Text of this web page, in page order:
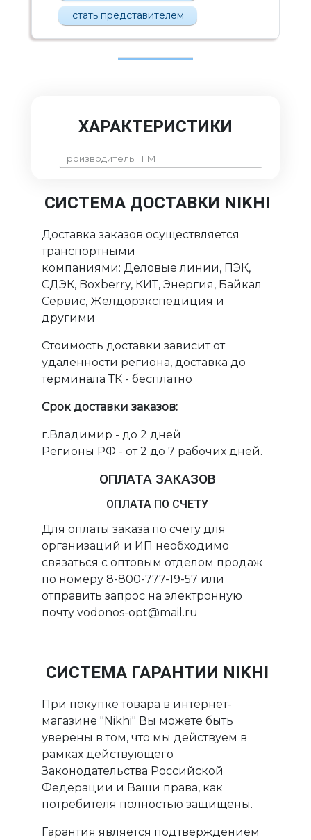
стать представителем
ХАРАКТЕРИСТИКИ
Производитель TIM
СИСТЕМА ДОСТАВКИ NIKHI
Доставка заказов осуществляется
транспортными
компаниями: Деловые линии, ПЭК,
СДЭК, Boxberry, КИТ, Энергия, Байкал
Сервис, Желдорэкспедиция и
другими
Стоимость доставки зависит от
удаленности региона, доставка до
терминала ТК - бесплатно
Срок доставки заказов:
г.Владимир - до 2 дней
Регионы РФ - от 2 до 7 рабочих дней.
ОПЛАТА ЗАКАЗОВ
ОПЛАТА ПО СЧЕТУ
Для оплаты заказа по счету для
организаций и ИП необходимо
связаться с оптовым отделом продаж
по номеру 8-800-777-19-57 или
отправить запрос на электронную
почту vodonos-opt@mail.ru
СИСТЕМА ГАРАНТИИ NIKHI
При покупке товара в интернет-
магазине "Nikhi" Вы можете быть
уверены в том, что мы действуем в
рамках действующего
Законодательства Российской
Федерации и Ваши права, как
потребителя полностью защищены.
Гарантия является подтверждением